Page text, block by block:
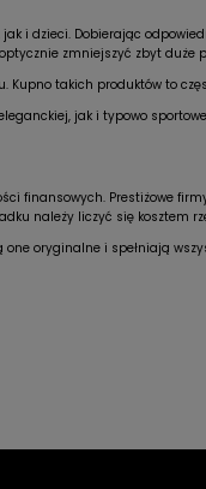
i dzieci. Dobierając
zmniejszyć zbyt duże
Kupno takich produktów to
jak i typowo
finansowych. Prestiżowe
należy liczyć się kosztem
oryginalne i spełniają